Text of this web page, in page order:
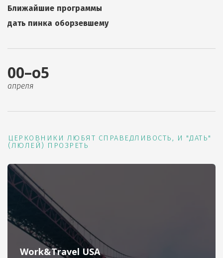
Ближайшие программы
дать пинка оборзевшему
00–о5
апреля
ЦЕРКОВНИКИ ЛЮБЯТ СПРАВЕДЛИВОСТЬ, И "ДАТЬ"
(ЛЮЛЕЙ) ПРОЗРЕТЬ
Work&Travel USA